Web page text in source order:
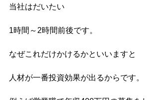
当社はだいたい
1時間～2時間前後です。
なぜこれだけかけるかといいますと
人材が一番投資効果が出るからです。